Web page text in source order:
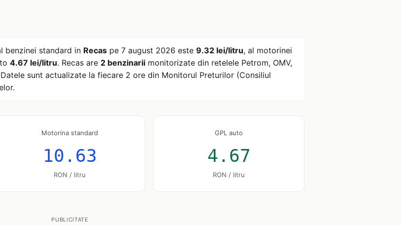
benzinei standard in Recas pe 7 august 2026 este 9.32 lei/litru, al motorinei
4.67 lei/litru. Recas are 2 benzinarii monitorizate din retelele Petrom, OMV,
sunt actualizate la fiecare 2 ore din Monitorul Preturilor (Consiliul
Motorina standard
10.63
RON / litru
GPL auto
4.67
RON / litru
PUBLICITATE